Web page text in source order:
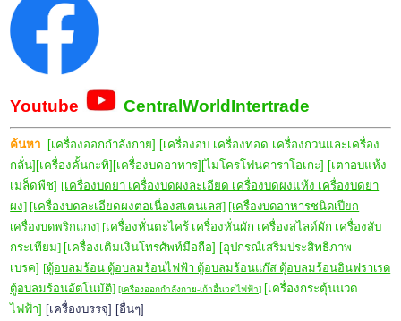
Youtube CentralWorldIntertrade
ค้นหา [เครื่องออกกำลังกาย] [เครื่องอบ เครื่องทอด เครื่องกวนและเครื่อง
กลั่น] [เครื่องคั้นกะทิ] [เครื่องบดอาหาร] [ไมโครโฟนคาราโอเกะ] [เตาอบแห้ง
เมล็ดพืช] [เครื่องบดยา เครื่องบดผงละเอียด เครื่องบดผงแห้ง เครื่องบดยา
ผง] [เครื่องบดละเอียดผงต่อเนื่องสเตนเลส] [เครื่องบดอาหารชนิดเปียก
เครื่องบดพริกแกง] [เครื่องหั่นตะไคร้ เครื่องหั่นผัก เครื่องสไลด์ผัก เครื่องสับ
กระเทียม] [เครื่องเติมเงินโทรศัพท์มือถือ] [อุปกรณ์เสริมประสิทธิภาพ
เบรค] [ตู้อบลมร้อน ตู้อบลมร้อนไฟฟ้า ตู้อบลมร้อนแก๊ส ตุ้อบลมร้อนอินฟราเรด
ตู้อบลมร้อนอัตโนมัติ] [เครื่องออกกำลังกาย-เก้าอี้นวดไฟฟ้า] [เครื่องกระตุ้นนวด
ไฟฟ้า] [เครื่องบรรจุ] [อื่นๆ]